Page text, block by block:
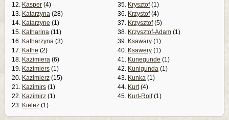
12. Kasper (4)
13. Katarzyna (28)
14. Katarzyne (1)
15. Katharina (11)
16. Katharzyna (3)
17. Käthe (2)
18. Kazimiera (6)
19. Kazimiers (1)
20. Kazimierz (15)
21. Kazimirs (1)
22. Kazimirz (1)
23. Kielez (1)
35. Krysztof(1)
36. Krzystof(4)
37. Krzysztof(5)
38. Krzysztof-Adam (1)
39. Ksawary (1)
40. Ksawery (1)
41. Kunegunde (1)
42. Kunigunda (1)
43. Kunka (1)
44. Kurt(4)
45. Kurt-Rolf(1)